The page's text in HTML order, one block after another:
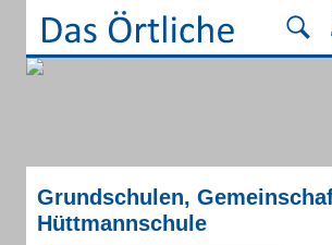
Grundschulen,
Hüttmannschule